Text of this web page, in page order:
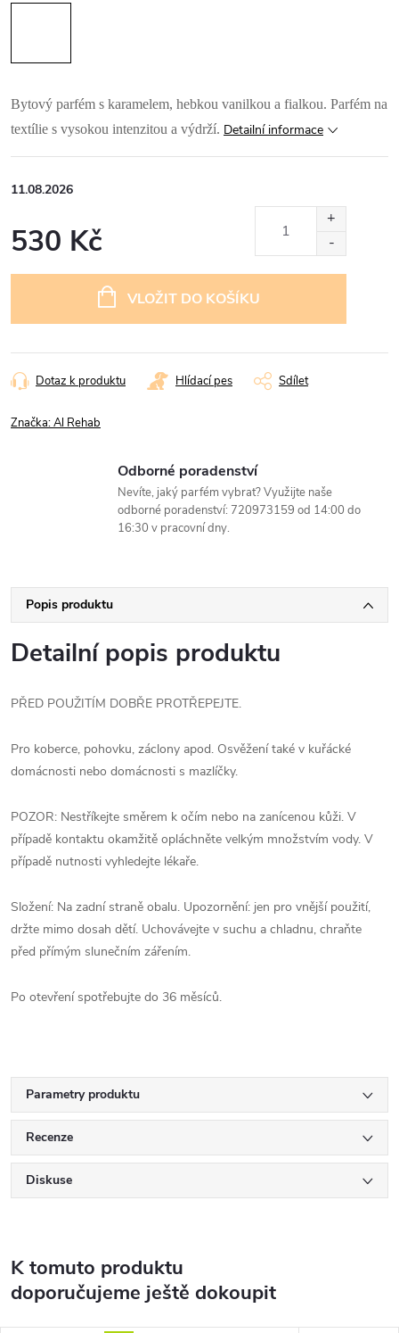
Bytový parfém s karamelem, hebkou vanilkou a fialkou. Parfém na
textílie s vysokou intenzitou a výdrží. Detailní informace
11.08.2026
530 Kč
VLOŽIT DO KOŠÍKU
Dotaz k produktu Hlídací pes Sdílet
Značka:Al Rehab
Odborné poradenství
Nevíte, jaký parfém vybrat? Využijte naše
odborné poradenství: 720973159 od 14:00 do
16:30 v pracovní dny.
Popis produktu
Detailní popis produktu
PŘED POUŽITÍM DOBŘE PROTŘEPEJTE.
Pro koberce, pohovku, záclony apod. Osvěžení také v kuřácké
domácnosti nebo domácnosti s mazlíčky.
POZOR: Nestříkejte směrem k očím nebo na zanícenou kůži. V
případě kontaktu okamžitě opláchněte velkým množstvím vody. V
případě nutnosti vyhledejte lékaře.
Složení: Na zadní straně obalu. Upozornění: jen pro vnější použití,
držte mimo dosah dětí. Uchovávejte v suchu a chladnu, chraňte
před přímým slunečním zářením.
Po otevření spotřebujte do 36 měsíců.
Parametry produktu
Recenze
Diskuse
K tomuto produktu
doporučujeme ještě dokoupit